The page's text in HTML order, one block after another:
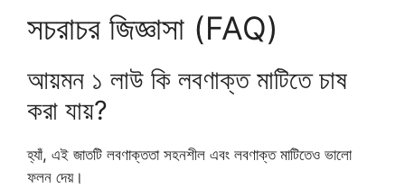
সচরাচর জিজ্ঞাসা (FAQ)
আয়মন ১ লাউ কি লবণাক্ত মাটিতে চাষ
করা যায়?
হ্যাঁ, এই জাতটি লবণাক্ততা সহনশীল এবং লবণাক্ত মাটিতেও ভালো
ফলন দেয়।